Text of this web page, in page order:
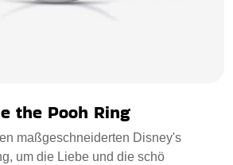
the Pooh Ring
maßgeschneiderten Disney's
um die Liebe und die schö